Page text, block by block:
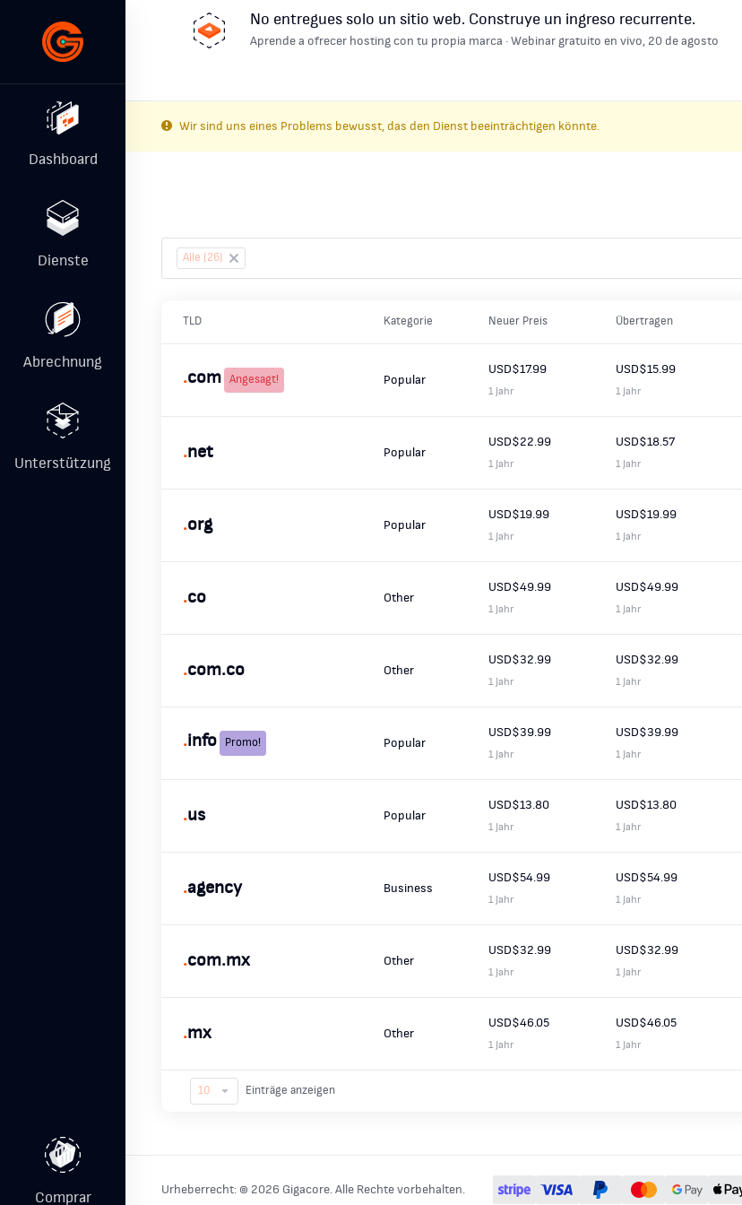
No entregues solo un sitio web. Construye un ingreso recurrente.
Aprende a ofrecer hosting con tu propia marca · Webinar gratuito en vivo, 20 de agosto
Dashboard
Dienste
Abrechnung
Unterstützung
Comprar
Wir sind uns eines Problems bewusst, das den Dienst beeinträchtigen könnte.
Table Filter
Alle (26) ×
TLD Kategorie Neuer Preis Übertragen
.com Angesagt! Popular
USD$17.99
1 Jahr
USD$15.99
1 Jahr
.net Popular
USD$22.99
1 Jahr
USD$18.57
1 Jahr
.org Popular
USD$19.99
1 Jahr
USD$19.99
1 Jahr
.co Other
USD$49.99
1 Jahr
USD$49.99
1 Jahr
.com.co Other
USD$32.99
1 Jahr
USD$32.99
1 Jahr
.info Promo! Popular
USD$39.99
1 Jahr
USD$39.99
1 Jahr
.us Popular
USD$13.80
1 Jahr
USD$13.80
1 Jahr
.agency Business
USD$54.99
1 Jahr
USD$54.99
1 Jahr
.com.mx Other
USD$32.99
1 Jahr
USD$32.99
1 Jahr
.mx Other
USD$46.05
1 Jahr
USD$46.05
1 Jahr
Einträge anzeigen
Urheberrecht: © 2026 Gigacore. Alle Rechte vorbehalten.